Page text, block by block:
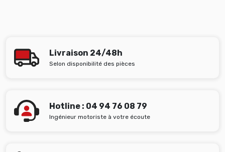
Livraison 24/48h
Selon disponibilité des pièces
Hotline : 04 94 76 08 79
Ingénieur motoriste à votre écoute